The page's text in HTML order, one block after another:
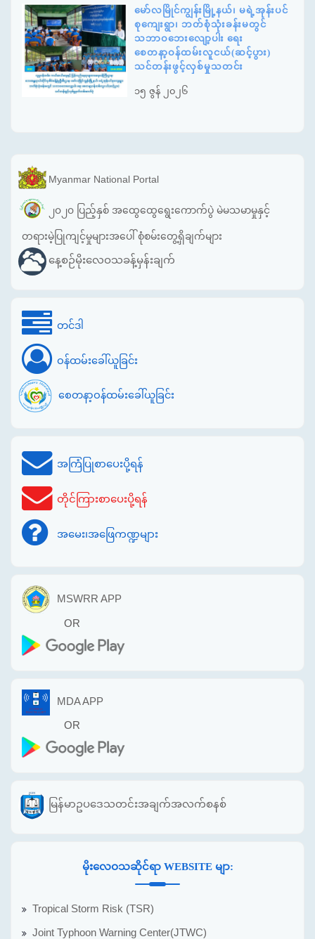
မော်လမြိုင်ကျွန်းမြို့နယ်၊ မရဲ့အုန်းပင်
စုကျေးရွာ၊ ဘတ်စုံသုံးခန်းမတွင်
သဘာဝဘေးလျော့ပါး ရေး
စေတနာ့ဝန်ထမ်းလူငယ်(ဆင့်ပွား)
သင်တန်းဖွင့်လှစ်မှုသတင်း
၁၅ ဇွန် ၂၀၂၆
Myanmar National Portal
၂၀၂၀ ပြည့်နှစ် အထွေထွေရွေးကောက်ပွဲ မဲမသမာမှုနှင့်
တရားမဲ့ပြုကျင့်မှုများအပေါ် စုံစမ်းတွေ့ရှိချက်များ
နေ့စဉ်မိုးလေဝသခန့်မှန်းချက်
တင်ဒါ
ဝန်ထမ်းခေါ်ယူခြင်း
စေတနာ့ဝန်ထမ်းခေါ်ယူခြင်း
အကြံပြုစာပေးပို့ရန်
တိုင်ကြားစာပေးပို့ရန်
အမေး၊အဖြေကဏ္ဍများ
MSWRR APP
OR
MDA APP
OR
မြန်မာဥပဒေသတင်းအချက်အလက်စနစ်
မိုးလေဝသဆိုင်ရာ WEBSITE မျာ:
Tropical Storm Risk (TSR)
Joint Typhoon Warning Center(JTWC)